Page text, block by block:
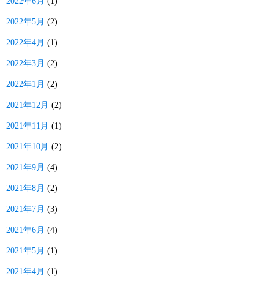
2022年5月 (2)
2022年4月 (1)
2022年3月 (2)
2022年1月 (2)
2021年12月 (2)
2021年11月 (1)
2021年10月 (2)
2021年9月 (4)
2021年8月 (2)
2021年7月 (3)
2021年6月 (4)
2021年5月 (1)
2021年4月 (1)